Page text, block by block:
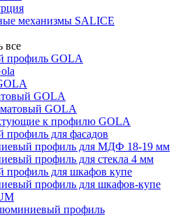
механизмы SALICE
все
профиль GOLA
GOLA
GOLA
к профилю GOLA
для фасадов
профиль для МДФ 18-19 мм
профиль для стекла 4 мм
для шкафов купе
профиль для шкафов-купе
профиль